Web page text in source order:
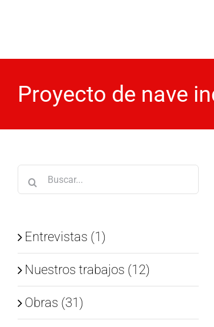
Proyecto de nave
Buscar:
Entrevistas (1)
Nuestros trabajos (12)
Obras (31)